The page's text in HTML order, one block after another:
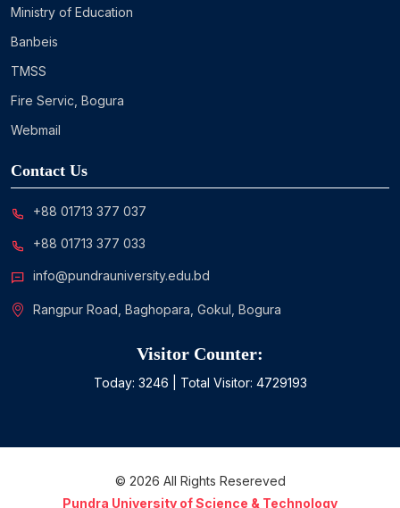
Ministry of Education
Banbeis
TMSS
Fire Servic, Bogura
Webmail
Contact Us
+88 01713 377 037
+88 01713 377 033
info@pundrauniversity.edu.bd
Rangpur Road, Baghopara, Gokul, Bogura
Visitor Counter:
Today: 3246 | Total Visitor: 4729193
© 2026 All Rights Resereved
Pundra University of Science & Technology